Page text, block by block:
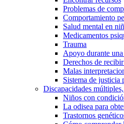
Problemas de
Comportamiento
Salud mental en
Medicamentos
Trauma
Apoyo durante
Derechos de
Malas
Sistema de justicia
Discapacidades
Niños con
La odisea para
Trastornos